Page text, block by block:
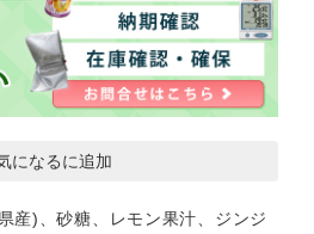
になるに追加
産)、砂糖、レモン果汁、ジンジ